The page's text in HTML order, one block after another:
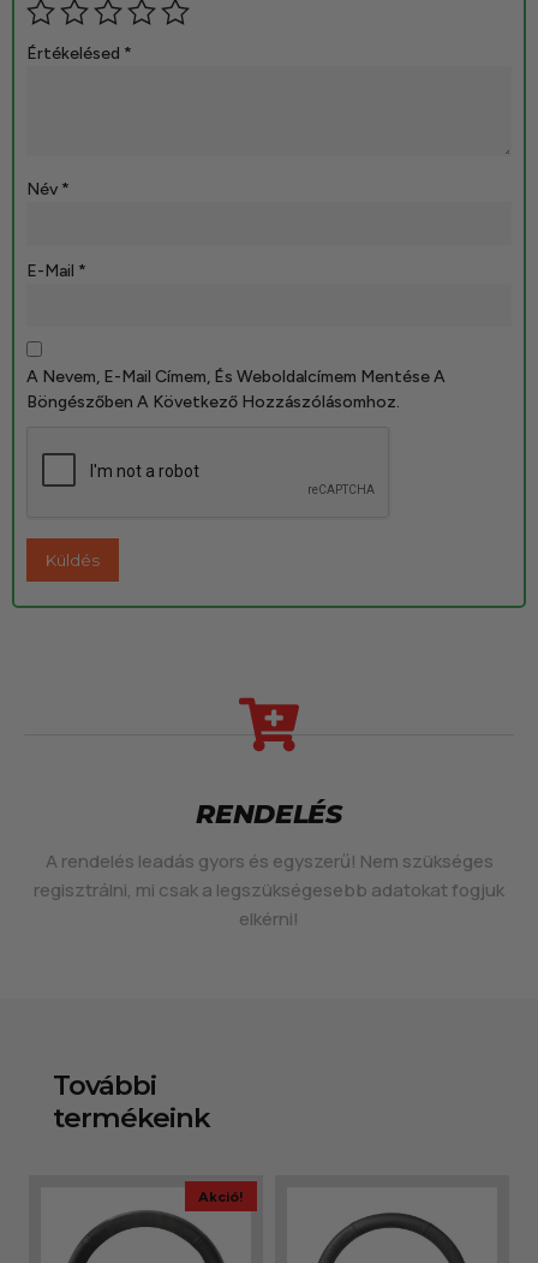
Értékelésed *
Név *
E-Mail *
A Nevem, E-Mail Címem, És Weboldalcímem Mentése A
Böngészőben A Következő Hozzászólásomhoz.
RENDELÉS
A rendelés leadás gyors és egyszerű! Nem szükséges
regisztrálni, mi csak a legszükségesebb adatokat fogjuk
elkérni!
További
termékeink
Akció!